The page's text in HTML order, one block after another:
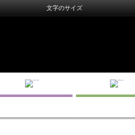
文字のサイズ